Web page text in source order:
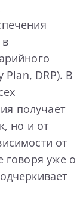
Plan, DRP). В
получает
но и от
от
говоря уже о